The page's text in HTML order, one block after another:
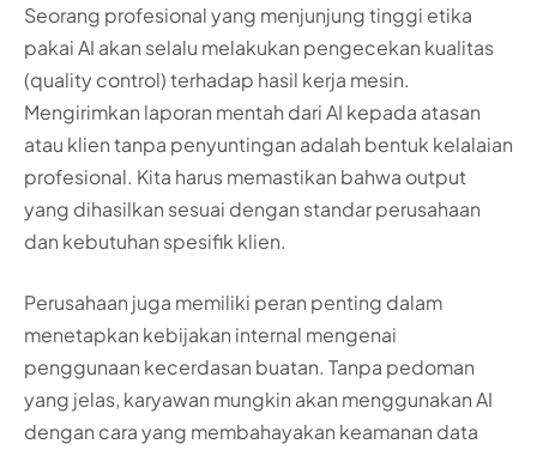
Seorang profesional yang menjunjung tinggi etika
pakai AI akan selalu melakukan pengecekan kualitas
(quality control) terhadap hasil kerja mesin.
Mengirimkan laporan mentah dari AI kepada atasan
atau klien tanpa penyuntingan adalah bentuk kelalaian
profesional. Kita harus memastikan bahwa output
yang dihasilkan sesuai dengan standar perusahaan
dan kebutuhan spesifik klien.
Perusahaan juga memiliki peran penting dalam
menetapkan kebijakan internal mengenai
penggunaan kecerdasan buatan. Tanpa pedoman
yang jelas, karyawan mungkin akan menggunakan AI
dengan cara yang membahayakan keamanan data